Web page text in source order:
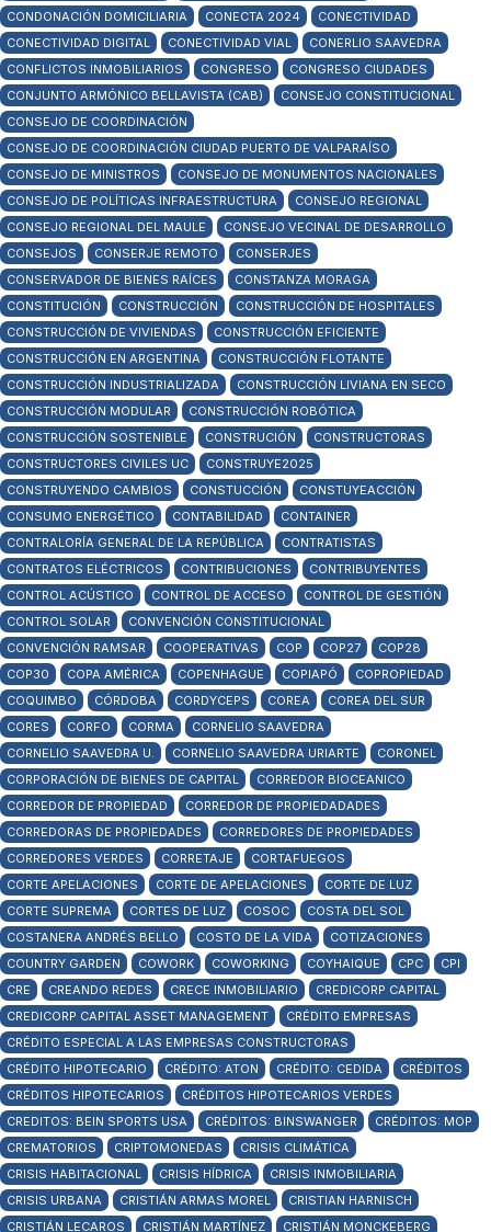
CONDONACIÓN DOMICILIARIA
CONECTA 2024
CONECTIVIDAD
CONECTIVIDAD DIGITAL
CONECTIVIDAD VIAL
CONERLIO SAAVEDRA
CONFLICTOS INMOBILIARIOS
CONGRESO
CONGRESO CIUDADES
CONJUNTO ARMÓNICO BELLAVISTA (CAB)
CONSEJO CONSTITUCIONAL
CONSEJO DE COORDINACIÓN
CONSEJO DE COORDINACIÓN CIUDAD PUERTO DE VALPARAÍSO
CONSEJO DE MINISTROS
CONSEJO DE MONUMENTOS NACIONALES
CONSEJO DE POLÍTICAS INFRAESTRUCTURA
CONSEJO REGIONAL
CONSEJO REGIONAL DEL MAULE
CONSEJO VECINAL DE DESARROLLO
CONSEJOS
CONSERJE REMOTO
CONSERJES
CONSERVADOR DE BIENES RAÍCES
CONSTANZA MORAGA
CONSTITUCIÓN
CONSTRUCCIÓN
CONSTRUCCIÓN DE HOSPITALES
CONSTRUCCIÓN DE VIVIENDAS
CONSTRUCCIÓN EFICIENTE
CONSTRUCCIÓN EN ARGENTINA
CONSTRUCCIÓN FLOTANTE
CONSTRUCCIÓN INDUSTRIALIZADA
CONSTRUCCIÓN LIVIANA EN SECO
CONSTRUCCIÓN MODULAR
CONSTRUCCIÓN ROBÓTICA
CONSTRUCCIÓN SOSTENIBLE
CONSTRUCIÓN
CONSTRUCTORAS
CONSTRUCTORES CIVILES UC
CONSTRUYE2025
CONSTRUYENDO CAMBIOS
CONSTUCCIÓN
CONSTUYEACCIÓN
CONSUMO ENERGÉTICO
CONTABILIDAD
CONTAINER
CONTRALORÍA GENERAL DE LA REPÚBLICA
CONTRATISTAS
CONTRATOS ELÉCTRICOS
CONTRIBUCIONES
CONTRIBUYENTES
CONTROL ACÚSTICO
CONTROL DE ACCESO
CONTROL DE GESTIÓN
CONTROL SOLAR
CONVENCIÓN CONSTITUCIONAL
CONVENCIÓN RAMSAR
COOPERATIVAS COP COP27
COP28
COP30
COPA AMÉRICA COPENHAGUE COPIAPÓ
COPROPIEDAD
COQUIMBO
CÓRDOBA CORDYCEPS COREA
COREA DEL SUR
CORES
CORFO CORMA
CORNELIO SAAVEDRA
CORNELIO SAAVEDRA U.
CORNELIO SAAVEDRA URIARTE
CORONEL
CORPORACIÓN DE BIENES DE CAPITAL
CORREDOR BIOCEANICO
CORREDOR DE PROPIEDAD
CORREDOR DE PROPIEDADADES
CORREDORAS DE PROPIEDADES
CORREDORES DE PROPIEDADES
CORREDORES VERDES
CORRETAJE
CORTAFUEGOS
CORTE APELACIONES
CORTE DE APELACIONES
CORTE DE LUZ
CORTE SUPREMA
CORTES DE LUZ COSOC
COSTA DEL SOL
COSTANERA ANDRÉS BELLO
COSTO DE LA VIDA
COTIZACIONES
COUNTRY GARDEN
COWORK COWORKING COYHAIQUE CPC
CPI
CRE
CREANDO REDES CRECE INMOBILIARIO
CREDICORP CAPITAL
CREDICORP CAPITAL ASSET MANAGEMENT
CRÉDITO EMPRESAS
CRÉDITO ESPECIAL A LAS EMPRESAS CONSTRUCTORAS
CRÉDITO HIPOTECARIO
CRÉDITO: ATON CRÉDITO: CEDIDA
CRÉDITOS
CRÉDITOS HIPOTECARIOS
CRÉDITOS HIPOTECARIOS VERDES
CREDITOS: BEIN SPORTS USA
CRÉDITOS: BINSWANGER
CRÉDITOS: MOP
CREMATORIOS
CRIPTOMONEDAS
CRISIS CLIMÁTICA
CRISIS HABITACIONAL
CRISIS HÍDRICA
CRISIS INMOBILIARIA
CRISIS URBANA
CRISTIÁN ARMAS MOREL
CRISTIAN HARNISCH
CRISTIÁN LECAROS
CRISTIÁN MARTÍNEZ CRISTIÁN MONCKEBERG